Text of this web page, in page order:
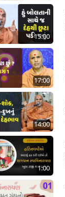
15:00
17:00
14:00
1:00